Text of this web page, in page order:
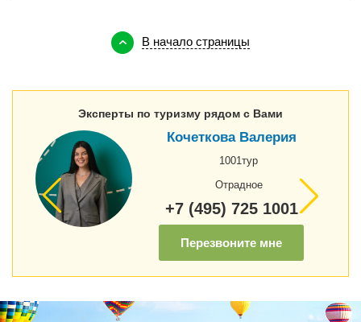
В начало страницы
Эксперты по туризму рядом с Вами
Кочеткова Валерия
1001тур
Отрадное
+7 (495) 725 1001
Перезвоните мне